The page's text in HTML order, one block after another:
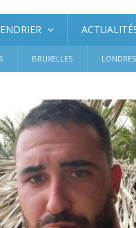
BRUXELLES LONDRES